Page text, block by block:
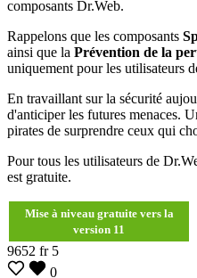
composants Dr.Web.
Rappelons que les composants
ainsi que la Prévention de la
uniquement pour les utilisateurs
En travaillant sur la sécurité
d'anticiper les futures menaces.
pirates de surprendre ceux qui
Pour tous les utilisateurs de
est gratuite.
Mise à niveau gratuite vers la
version 11
9652 fr 5
0